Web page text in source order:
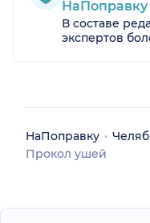
НаПоправку
В составе
экспертов
НаПоправку
Прокол ушей